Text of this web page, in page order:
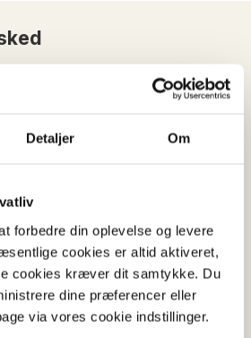
Detaljer Om
forbedre din oplevelse og levere
cookies er altid aktiveret,
cookies kræver dit samtykke. Du
dine præferencer eller
via vores cookie indstillinger.